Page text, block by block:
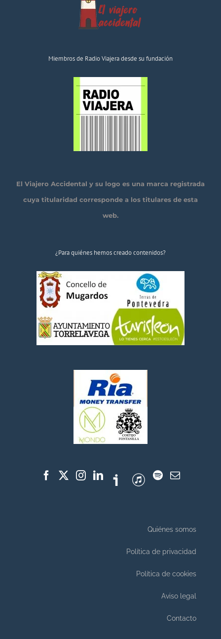
Miembros de Radio Viajera desde su fundación
El Viajero Accidental y su logo es una marca registrada
cuya titularidad corresponde a los titulares de esta
web.
¿Para quiénes hemos creado contenidos?
Quiénes somos
Política de privacidad
Política de cookies
Aviso legal
Contacto